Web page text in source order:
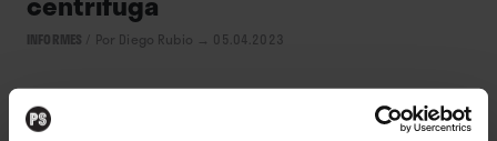
INFORMES Por Diego Rubio → 05.04.2023